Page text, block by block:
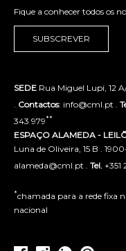
Fique a conhecer todos os
SUBSCREVER
SEDE Rua Miguel Lupi, 12
Contactos: info@cml.pt .
343 979**
ESPAÇO ALAMEDA -
Luna de Oliveira, 15 B .
alameda@cml.pt . Tel. +351
*chamada para a rede fixa
nacional